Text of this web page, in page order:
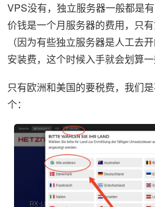
VPS没有，独立服务器一般都是
价钱是一个月服务器的费用，只
（因为有些独立服务器是人工去
安装费，这个时候入手就会划算一
只有欧洲和美国的要税费，我们
个：